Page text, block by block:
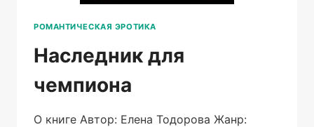
РОМАНТИЧЕСКАЯ ЭРОТИКА
Наследник для
чемпиона
О книге Автор: Елена Тодорова Жанр: